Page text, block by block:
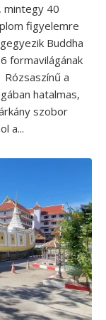
mintegy 40
figyelemre
Buddha
formavilágának
a
hatalmas,
szobor
a...